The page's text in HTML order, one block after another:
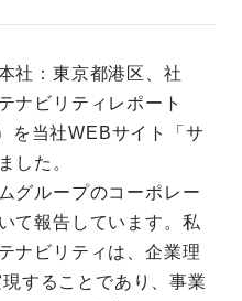
社：東京都港区、社
ナビリティレポート
を当社WEBサイト「サ
した。
グループのコーポレー
て報告しています。私
ナビリティは、企業理
することであり、事業